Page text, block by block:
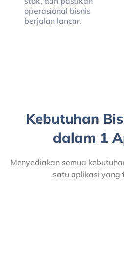
operasional bisnis
berjalan lancar.
Kebutuhan
dalam 1
Menyediakan semua
satu aplikasi yang